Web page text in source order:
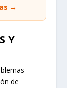
→
Y
de